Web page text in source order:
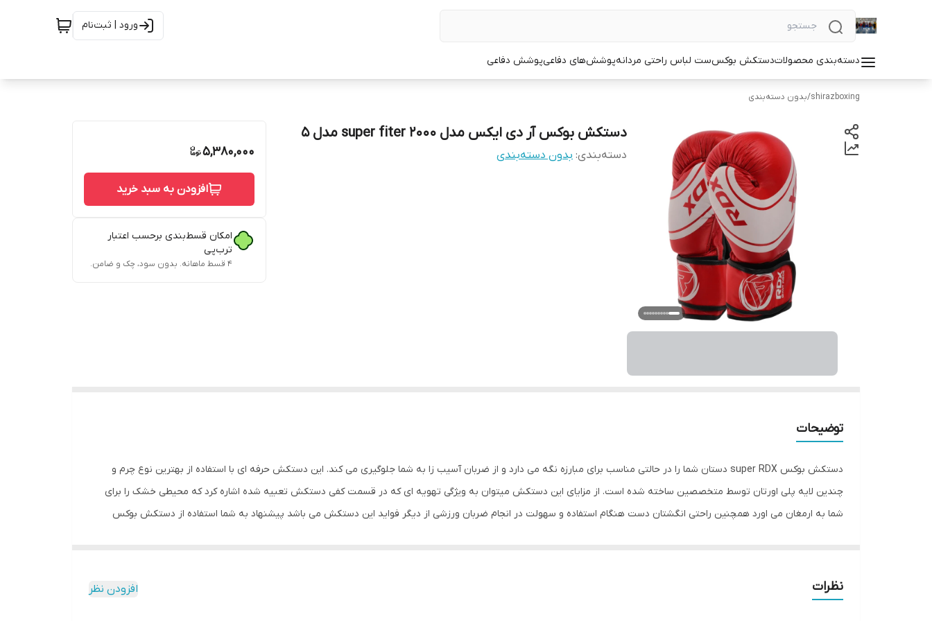
ورود | ثبت‌نام
دسته‌بندی محصولاتدستکش بوکسست لباس راحتی مردانهپوشش‌های دفاعیپوشش دفاعی
shirazboxing
/بدون دسته‌بندی
دستکش بوکس آر دی ایکس مدل super fiter 2000 مدل 5
دسته‌بندی: بدون دسته‌بندی 5,380,000
افزودن به سبد خرید
امکان قسط‌بندی برحسب اعتبار
ترب‌پی
۴ قسط ماهانه. بدون سود، چک و ضامن.
توضیحات
دستکش بوکس super RDX دستان شما را در حالتی مناسب برای مبارزه نگه می دارد و از ضربان آسیب زا به شما جلوگیری می کند. این دستکش حرفه ای با استفاده از بهترین نوع چرم و
چندین لایه پلی اورتان توسط متخصصین ساخته شده است. از مزایای این دستکش میتوان به ویژگی تهویه ای که در قسمت کفی دستکش تعبیه شده اشاره کرد که محیطی خشک را برای
شما به ارمغان می اورد همچنین راحتی انگشتان دست هنگام استفاده و سهولت در انجام ضربان ورزشی از دیگر فواید این دستکش می باشد پیشنهاد به شما استفاده از دستکش بوکس
تولید شده از بهترین نوع چرم گاوی موجود در بازار و مناسب جهت مبارزه ، اسپارینگ و کیسه زنی
نظرات افزودن نظر